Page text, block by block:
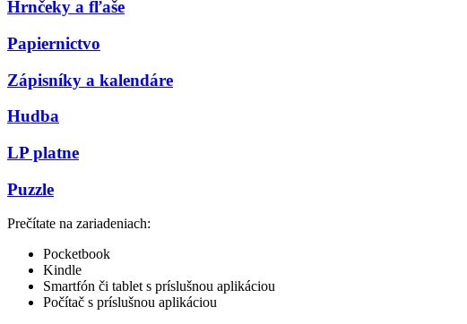
Hrnčeky a fľaše
Papiernictvo
Zápisníky a kalendáre
Hudba
LP platne
Puzzle
Prečítate na zariadeniach:
Pocketbook
Kindle
Smartfón či tablet s príslušnou aplikáciou
Počítač s príslušnou aplikáciou